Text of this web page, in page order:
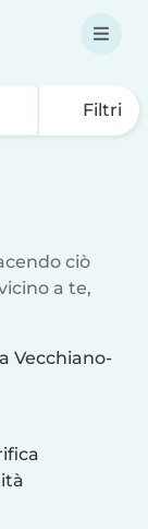
Filtri
ciò
a te,
Vecchiano-